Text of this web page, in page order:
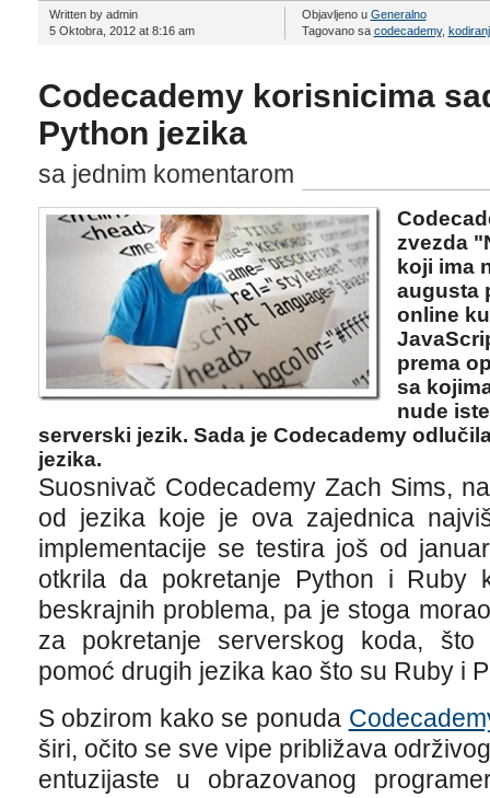
Written by admin
5 Oktobra, 2012 at 8:16 am
Objavljeno u Generalno
Tagovano sa codecademy,
Codecademy korisnicima
Python jezika
sa jednim komentarom
zvezda
koji ima
augusta
online
prema
sa
nude
serverski jezik. Sada je Codecademy
jezika.
Suosnivač Codecademy Zach Sims,
od jezika koje je ova zajednica
implementacije se testira još od
otkrila da pokretanje Python i Ruby
beskrajnih problema, pa je stoga
za pokretanje serverskog koda,
pomoć drugih jezika kao što su Ruby i
S obzirom kako se ponuda
širi, očito se sve vipe približava
entuzijaste u obrazovanog